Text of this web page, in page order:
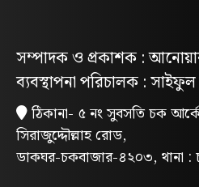
পরিবেশবান্ধব ই-রিকশার
গণভোটের রায় ও জুলাই সনদ
দাবিতে লোহাগাড়ায়
মিছিল
“চাঁদা নাপেয়ে পেঁপে বাগান
সম্পাদক ও প্রকাশক :
ব্যবস্থাপনা পরিচালক :
ঠিকানা- ৫ নং সুবসতি চক
সিরাজুদ্দৌল্লাহ রোড,
ডাকঘর-চকবাজার-৪২০৩, থানা :